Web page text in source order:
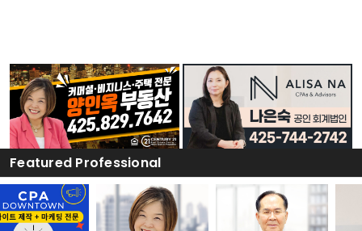
Featured Professional